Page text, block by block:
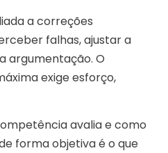
a correções
falhas, ajustar a
argumentação. O
exige esforço,
avalia e como
forma objetiva é o que